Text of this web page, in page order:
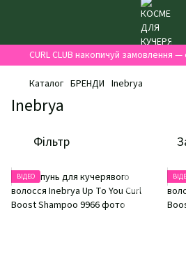
CURL CLUB накопичуй замовлення
Каталог БРЕНДИ Inebrya
Inebrya
Фільтр
ВІДЕО